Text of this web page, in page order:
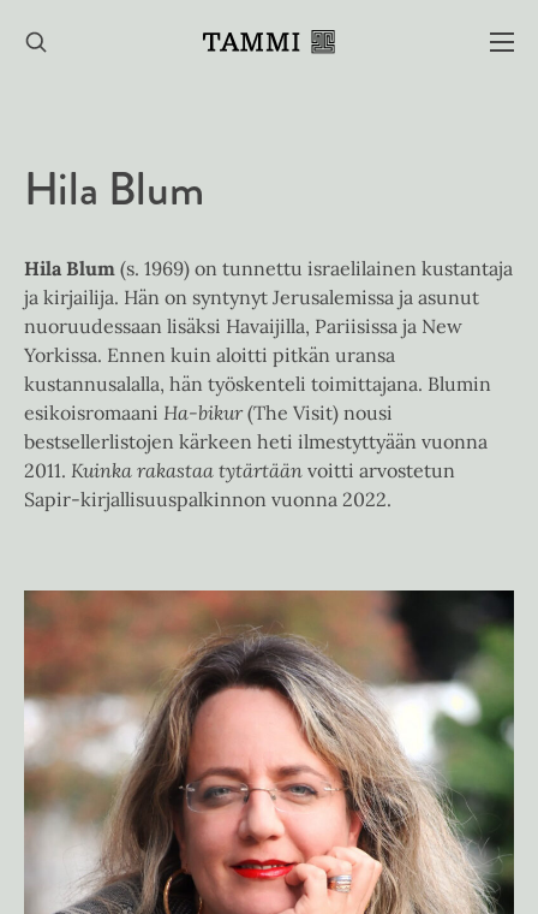
sisältöön
Hila Blum
Hila Blum (s. 1969) on tunnettu israelilainen kustantaja
ja kirjailija. Hän on syntynyt Jerusalemissa ja asunut
nuoruudessaan lisäksi Havaijilla, Pariisissa ja New
Yorkissa. Ennen kuin aloitti pitkän uransa
kustannusalalla, hän työskenteli toimittajana. Blumin
esikoisromaani Ha-bikur(The Visit) nousi
bestsellerlistojen kärkeen heti ilmestyttyään vuonna
2011. Kuinka rakastaa tytärtään voitti arvostetun
Sapir-kirjallisuuspalkinnon vuonna 2022.